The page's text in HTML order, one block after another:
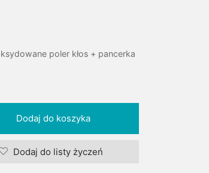
poler kłos + pancerka
Dodaj do koszyka
Dodaj do listy życzeń